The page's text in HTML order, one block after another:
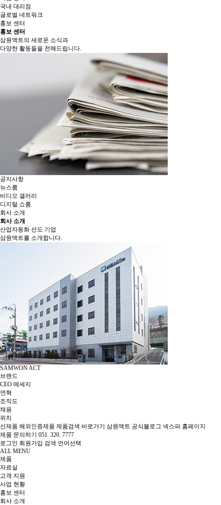
국내 대리점
글로벌 네트워크
홍보 센터
홍보 센터
삼원액트의 새로운 소식과
다양한 활동들을 전해드립니다.
공지사항
뉴스룸
비디오 갤러리
디지털 쇼룸
회사 소개
회사 소개
산업자동화 선도 기업
삼원액트를 소개합니다.
SAMWON ACT
브랜드
CEO 메세지
연혁
조직도
채용
위치
신제품 해외인증제품 제품검색 바로가기 삼원액트 공식블로그 넥스파 홈페이지
제품 문의하기 051. 320. 7777
로그인 회원가입 검색 언어선택
ALL MENU
제품
자료실
고객 지원
사업 현황
홍보 센터
회사 소개